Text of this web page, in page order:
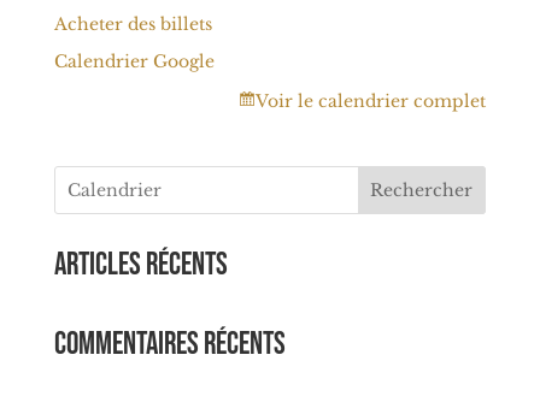
-
SIGALAS
Acheter des billets
Calendrier Google
Voir le calendrier complet
Rechercher
Articles récents
Commentaires récents